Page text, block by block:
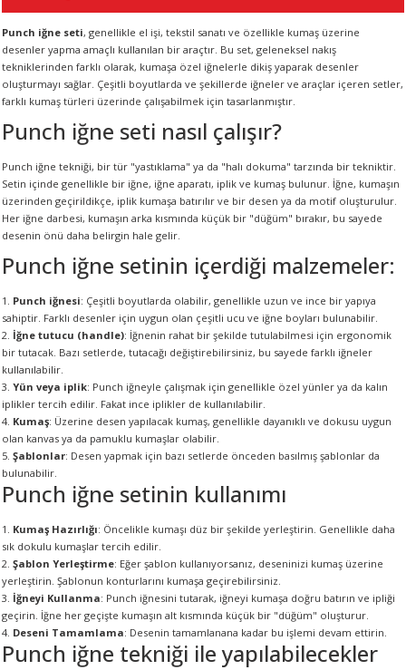
Punch iğne seti, genellikle el işi, tekstil sanatı ve özellikle kumaş üzerine
desenler yapma amaçlı kullanılan bir araçtır. Bu set, geleneksel nakış
tekniklerinden farklı olarak, kumaşa özel iğnelerle dikiş yaparak desenler
oluşturmayı sağlar. Çeşitli boyutlarda ve şekillerde iğneler ve araçlar içeren setler,
farklı kumaş türleri üzerinde çalışabilmek için tasarlanmıştır.
Punch iğne seti nasıl çalışır?
Punch iğne tekniği, bir tür "yastıklama" ya da "halı dokuma" tarzında bir tekniktir.
Setin içinde genellikle bir iğne, iğne aparatı, iplik ve kumaş bulunur. İğne, kumaşın
üzerinden geçirildikçe, iplik kumaşa batırılır ve bir desen ya da motif oluşturulur.
Her iğne darbesi, kumaşın arka kısmında küçük bir "düğüm" bırakır, bu sayede
desenin önü daha belirgin hale gelir.
Punch iğne setinin içerdiği malzemeler:
Punch iğnesi: Çeşitli boyutlarda olabilir, genellikle uzun ve ince bir yapıya
sahiptir. Farklı desenler için uygun olan çeşitli ucu ve iğne boyları bulunabilir.
İğne tutucu (handle): İğnenin rahat bir şekilde tutulabilmesi için ergonomik
bir tutacak. Bazı setlerde, tutacağı değiştirebilirsiniz, bu sayede farklı iğneler
kullanılabilir.
Yün veya iplik: Punch iğneyle çalışmak için genellikle özel yünler ya da kalın
iplikler tercih edilir. Fakat ince iplikler de kullanılabilir.
Kumaş: Üzerine desen yapılacak kumaş, genellikle dayanıklı ve dokusu uygun
olan kanvas ya da pamuklu kumaşlar olabilir.
Şablonlar: Desen yapmak için bazı setlerde önceden basılmış şablonlar da
bulunabilir.
Punch iğne setinin kullanımı
Kumaş Hazırlığı: Öncelikle kumaşı düz bir şekilde yerleştirin. Genellikle daha
sık dokulu kumaşlar tercih edilir.
Şablon Yerleştirme: Eğer şablon kullanıyorsanız, deseninizi kumaş üzerine
yerleştirin. Şablonun konturlarını kumaşa geçirebilirsiniz.
İğneyi Kullanma: Punch iğnesini tutarak, iğneyi kumaşa doğru batırın ve ipliği
geçirin. İğne her geçişte kumaşın alt kısmında küçük bir "düğüm" oluşturur.
Deseni Tamamlama: Desenin tamamlanana kadar bu işlemi devam ettirin.
Punch iğne tekniği ile yapılabilecekler